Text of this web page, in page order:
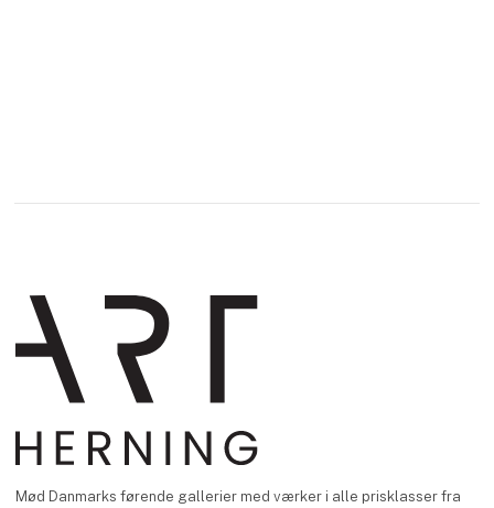
Mød Danmarks førende gallerier med værker i alle prisklasser fra